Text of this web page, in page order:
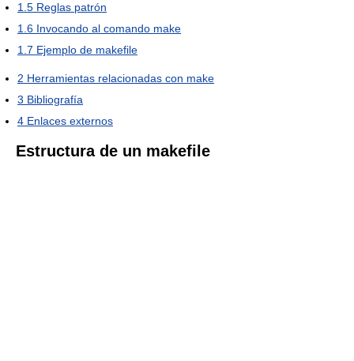
1.5 Reglas patrón
1.6 Invocando al comando make
1.7 Ejemplo de makefile
2 Herramientas relacionadas con make
3 Bibliografía
4 Enlaces externos
Estructura de un makefile